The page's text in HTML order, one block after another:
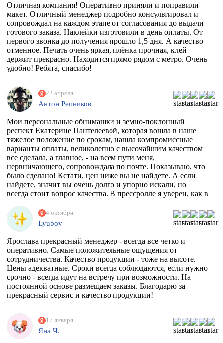
Отличная компания! Оперативно приняли и поправили
макет. Отличный менеджер подробно консультировал и
сопровождал на каждом этапе от согласования до выдачи
готового заказа. Наклейки изготовили в день оплаты. От
первого звонка до получения прошло 1,5 дня. А качество
отменное. Печать очень яркая, плёнка прочная, клей
держит прекрасно. Находится прямо рядом с метро. Очень
удобно! Ребята, спасибо!
22 апреля
Антон Репников
Мои персональные обнимашки и земно-поклонный
респект Екатерине Пантелеевой, которая вошла в наше
тяжелое положение по срокам, нашла компромиссные
варианты оплаты, великолепно с высочайшим качеством
все сделала, а главное, - на всем пути меня,
нервничающего, сопровождала по почте. Показываю, что
было сделано! Кстати, цен ниже вы не найдете. А если
найдете, значит вы очень долго и упорно искали, но
всегда стоит вопрос качества. В прессролле я уверен, как в
4 октября
Lyubov
Ярослава прекрасный менеджер - всегда все четко и
оперативно. Самые положительные ощущения от
сотрудничества. Качество продукции - тоже на высоте.
Цены адекватные. Сроки всегда соблюдаются, если нужно
срочно - всегда идут на встречу при возможности. На
постоянной основе размещаем заказы. Благодарю за
прекрасный сервис и качество продукции!
17 января
Яна Ч.